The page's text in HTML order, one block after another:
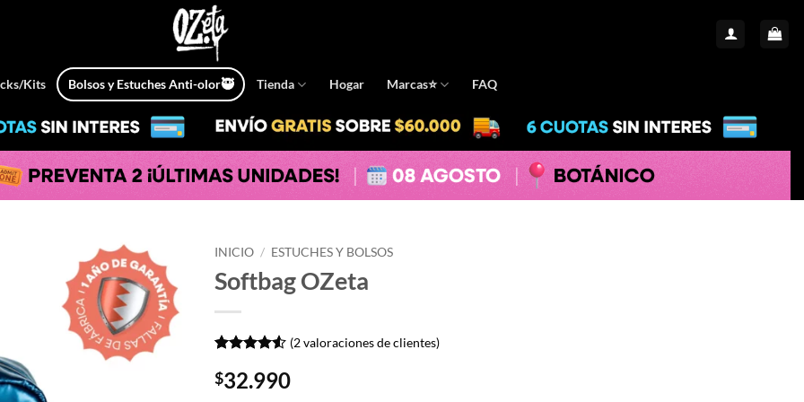
Kits Bolsos y Estuches Anti-olor🥷 Tienda Hogar Marcas⭐️ FAQ
INICIO / ESTUCHES Y BOLSOS
Softbag OZeta
con4.5
de 5 en
(2valoraciones de clientes)
$32.990